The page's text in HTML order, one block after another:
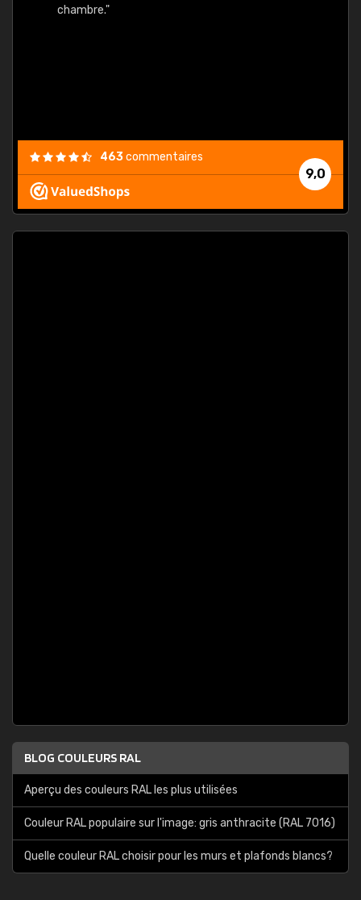
chambre."
9,0
463commentaires
BLOG COULEURS RAL
Aperçu des couleurs RAL les plus utilisées
Couleur RAL populaire sur l'image: gris anthracite (RAL 7016)
Quelle couleur RAL choisir pour les murs et plafonds blancs?